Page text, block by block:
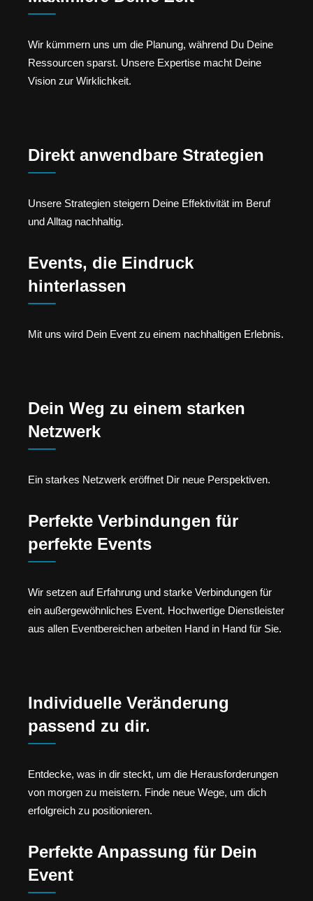
Wir kümmern uns um die Planung, während Du Deine
Ressourcen sparst. Unsere Expertise macht Deine
Vision zur Wirklichkeit.
Direkt anwendbare Strategien
Unsere Strategien steigern Deine Effektivität im Beruf
und Alltag nachhaltig.
Events, die Eindruck
hinterlassen
Mit uns wird Dein Event zu einem nachhaltigen Erlebnis.
Dein Weg zu einem starken
Netzwerk
Ein starkes Netzwerk eröffnet Dir neue Perspektiven.
Perfekte Verbindungen für
perfekte Events
Wir setzen auf Erfahrung und starke Verbindungen für
ein außergewöhnliches Event. Hochwertige Dienstleister
aus allen Eventbereichen arbeiten Hand in Hand für Sie.
Individuelle Veränderung
passend zu dir.
Entdecke, was in dir steckt, um die Herausforderungen
von morgen zu meistern. Finde neue Wege, um dich
erfolgreich zu positionieren.
Perfekte Anpassung für Dein
Event